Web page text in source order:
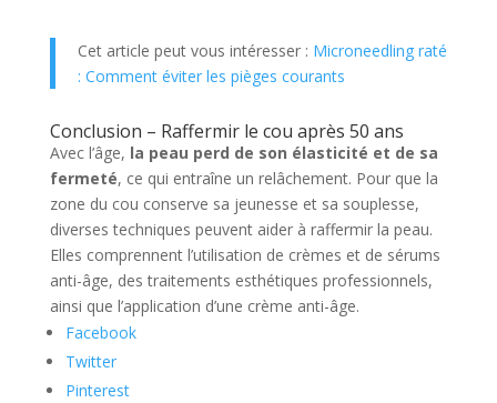
Cet article peut vous intéresser : Microneedling raté
: Comment éviter les pièges courants
Conclusion – Raffermir le cou après 50 ans
Avec l’âge, la peau perd de son élasticité et de sa
fermeté, ce qui entraîne un relâchement. Pour que la
zone du cou conserve sa jeunesse et sa souplesse,
diverses techniques peuvent aider à raffermir la peau.
Elles comprennent l’utilisation de crèmes et de sérums
anti-âge, des traitements esthétiques professionnels,
ainsi que l’application d’une crème anti-âge.
Facebook
Twitter
Pinterest